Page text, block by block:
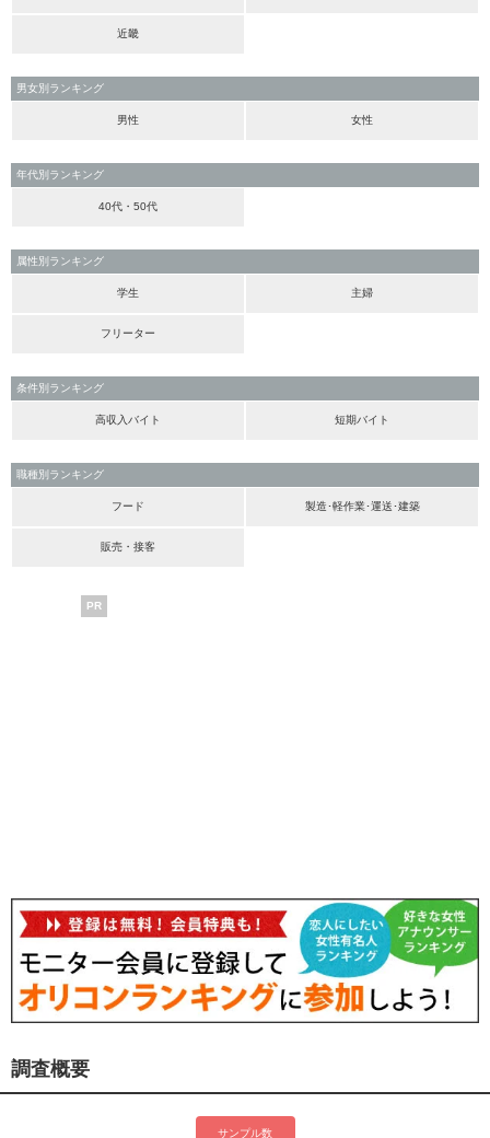
近畿
男女別ランキング
男性 女性
年代別ランキング
40代・50代
属性別ランキング
学生 主婦
フリーター
条件別ランキング
高収入バイト 短期バイト
職種別ランキング
フード 製造･軽作業･運送･建築
販売・接客
PR
調査概要
サンプル数